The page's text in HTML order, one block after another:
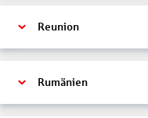
Reunion
Rumänien